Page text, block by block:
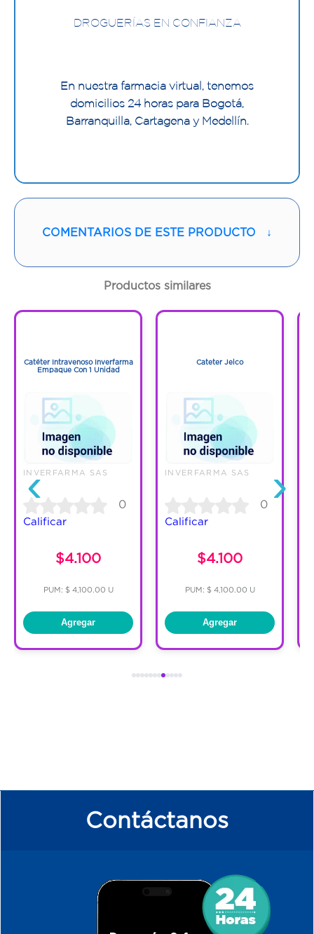
DROGUERÍAS EN CONFIANZA
En nuestra farmacia virtual, tenemos
domicilios 24 horas para Bogotá,
Barranquilla, Cartagena y Medellín.
COMENTARIOS DE ESTE PRODUCTO ↓
Productos similares
‹
Catéter Intravenoso Inverfarma
Empaque Con 1 Unidad
INVERFARMA SAS
0
Calificar
$4.100
PUM: $ 4,100.00 U
Agregar
Cateter Jelco
INVERFARMA SAS
0
Calificar
$4.100
PUM: $ 4,100.00 U
Agregar
›
Contáctanos